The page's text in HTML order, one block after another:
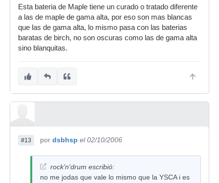
Esta bateria de Maple tiene un curado o tratado diferente
a las de maple de gama alta, por eso son mas blancas
que las de gama alta, lo mismo pasa con las baterias
baratas de birch, no son oscuras como las de gama alta
sino blanquitas.
#13 por dsbhsp el 02/10/2006
rock'n'drum escribió:
no me jodas que vale lo mismo que la YSCA i es